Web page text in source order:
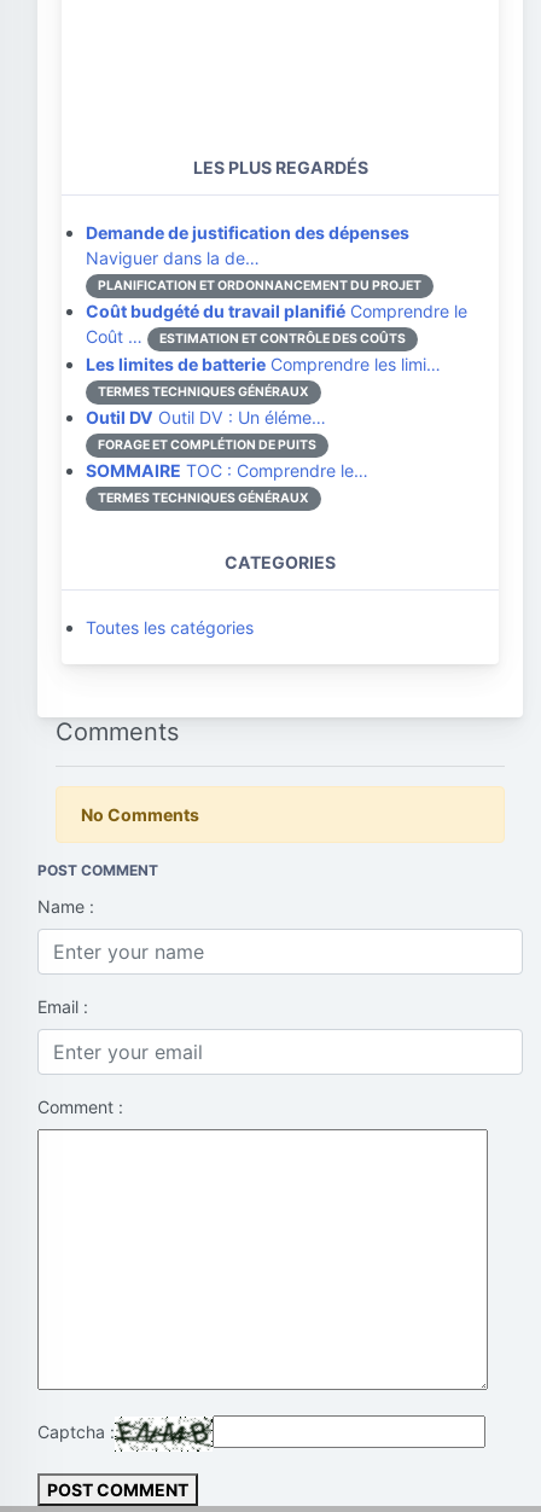
LES PLUS REGARDÉS
Demande de justification des dépenses
Naviguer dans la de…
PLANIFICATION ET ORDONNANCEMENT DU PROJET
Coût budgété du travail planifié Comprendre le
Coût …
ESTIMATION ET CONTRÔLE DES COÛTS
Les limites de batterie Comprendre les limi…
TERMES TECHNIQUES GÉNÉRAUX
Outil DV Outil DV : Un éléme…
FORAGE ET COMPLÉTION DE PUITS
SOMMAIRE TOC : Comprendre le…
TERMES TECHNIQUES GÉNÉRAUX
CATEGORIES
Toutes les catégories
Comments
No Comments
POST COMMENT
Name :
Email :
Comment :
Captcha :
POST COMMENT